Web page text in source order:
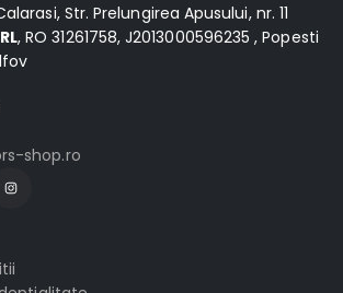
Str. Prelungirea Apusului, nr. 11
, RO 31261758, J2013000596235 , Popesti
shop.ro